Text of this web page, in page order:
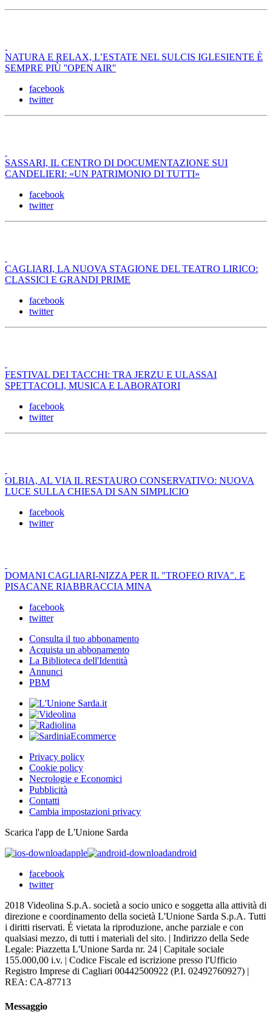
NATURA E RELAX, L’ESTATE NEL SULCIS IGLESIENTE È
SEMPRE PIÙ ''OPEN AIR''
facebook
twitter
SASSARI, IL CENTRO DI DOCUMENTAZIONE SUI
CANDELIERI: «UN PATRIMONIO DI TUTTI»
facebook
twitter
CAGLIARI, LA NUOVA STAGIONE DEL TEATRO LIRICO:
CLASSICI E GRANDI PRIME
facebook
twitter
FESTIVAL DEI TACCHI: TRA JERZU E ULASSAI
SPETTACOLI, MUSICA E LABORATORI
facebook
twitter
OLBIA, AL VIA IL RESTAURO CONSERVATIVO: NUOVA
LUCE SULLA CHIESA DI SAN SIMPLICIO
facebook
twitter
DOMANI CAGLIARI-NIZZA PER IL "TROFEO RIVA". E
PISACANE RIABBRACCIA MINA
facebook
twitter
Consulta il tuo abbonamento
Acquista un abbonamento
La Biblioteca dell'Identità
Annunci
PBM
Privacy policy
Cookie policy
Necrologie e Economici
Pubblicità
Contatti
Cambia impostazioni privacy
Scarica l'app de L'Unione Sarda
apple
android
facebook
twitter
2018 Videolina S.p.A. società a socio unico e soggetta alla attività di
direzione e coordinamento della società L'Unione Sarda S.p.A. Tutti
i diritti riservati. É vietata la riproduzione, anche parziale e con
qualsiasi mezzo, di tutti i materiali del sito. | Indirizzo della Sede
Legale: Piazzetta L'Unione Sarda nr. 24 | Capitale sociale
155.000,00 i.v. | Codice Fiscale ed iscrizione presso l'Ufficio
Registro Imprese di Cagliari 00442500922 (P.I. 02492760927) |
REA: CA-87713
Messaggio